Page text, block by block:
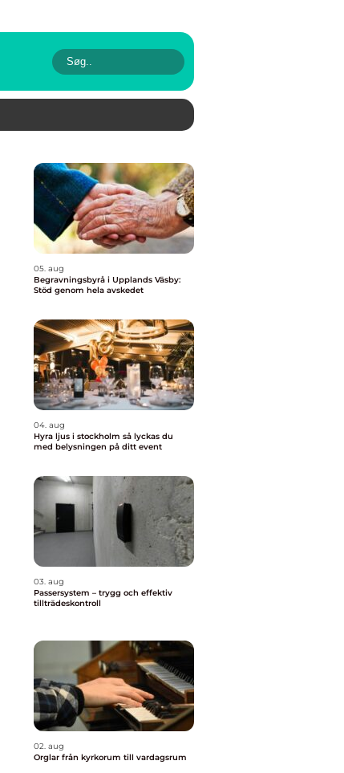
05. aug
Begravningsbyrå i Upplands Väsby:
Stöd genom hela avskedet
04. aug
Hyra ljus i stockholm så lyckas du
med belysningen på ditt event
03. aug
Passersystem – trygg och effektiv
tillträdeskontroll
02. aug
Orglar från kyrkorum till vardagsrum